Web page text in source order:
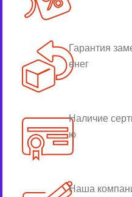
Гарантия
енег
Наличие
ю
Наша